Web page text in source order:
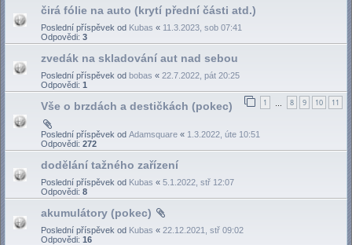
čirá fólie na auto (krytí přední části atd.)
Poslední příspěvek od Kubas « 11.3.2023, sob 07:41
Odpovědi: 3
zvedák na skladování aut nad sebou
Poslední příspěvek od bobas « 22.7.2022, pát 20:25
Odpovědi: 1
1 8 9 10 11
Vše o brzdách a destičkách (pokec)
Poslední příspěvek od Adamsquare « 1.3.2022, úte 10:51
Odpovědi: 272
dodělání tažného zařízení
Poslední příspěvek od Kubas « 5.1.2022, stř 12:07
Odpovědi: 8
akumulátory (pokec)
Poslední příspěvek od Kubas « 22.12.2021, stř 09:02
Odpovědi: 16